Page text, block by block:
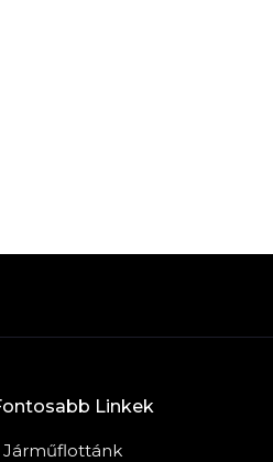
Linkek
Járműflottánk